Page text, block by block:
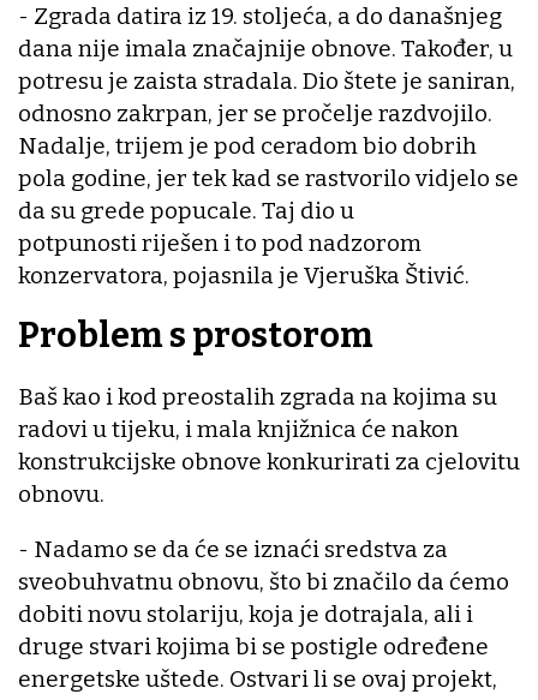
- Zgrada datira iz 19. stoljeća, a do današnjeg
dana nije imala značajnije obnove. Također, u
potresu je zaista stradala. Dio štete je saniran,
odnosno zakrpan, jer se pročelje razdvojilo.
Nadalje, trijem je pod ceradom bio dobrih
pola godine, jer tek kad se rastvorilo vidjelo se
da su grede popucale. Taj dio u
potpunosti riješen i to pod nadzorom
konzervatora, pojasnila je Vjeruška Štivić.
Problem s prostorom
Baš kao i kod preostalih zgrada na kojima su
radovi u tijeku, i mala knjižnica će nakon
konstrukcijske obnove konkurirati za cjelovitu
obnovu.
- Nadamo se da će se iznaći sredstva za
sveobuhvatnu obnovu, što bi značilo da ćemo
dobiti novu stolariju, koja je dotrajala, ali i
druge stvari kojima bi se postigle određene
energetske uštede. Ostvari li se ovaj projekt,